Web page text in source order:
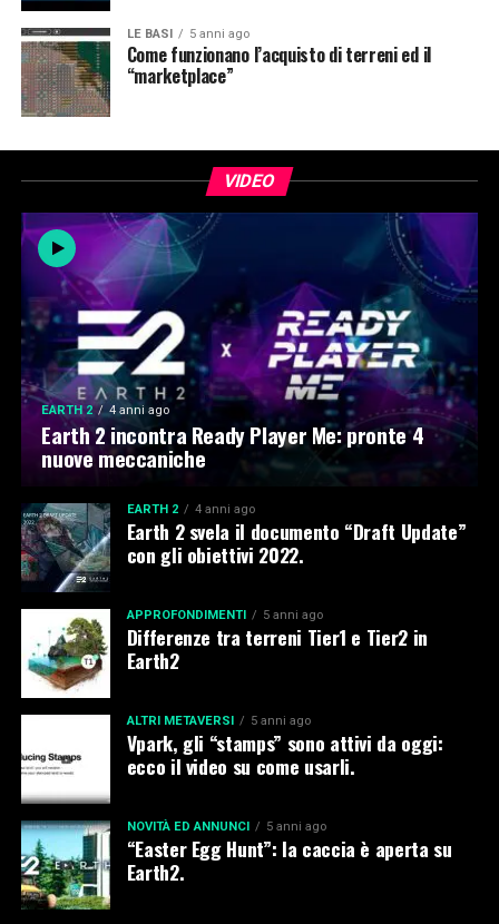
LE BASI 5 anni ago
Come funzionano l’acquisto di terreni ed il
“marketplace”
VIDEO
EARTH 2 4 anni ago
Earth 2 incontra Ready Player Me: pronte 4
nuove meccaniche
EARTH 2 4 anni ago
Earth 2 svela il documento “Draft Update”
con gli obiettivi 2022.
APPROFONDIMENTI 5 anni ago
Differenze tra terreni Tier1 e Tier2 in
Earth2
ALTRI METAVERSI 5 anni ago
Vpark, gli “stamps” sono attivi da oggi:
ecco il video su come usarli.
NOVITÀ ED ANNUNCI 5 anni ago
“Easter Egg Hunt”: la caccia è aperta su
Earth2.